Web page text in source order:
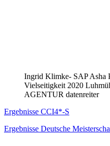
Ingrid Klimke- SAP Asha
Vielseitigkeit 2020
AGENTUR datenreiter
Ergebnisse CCI4*-S
Ergebnisse Deutsche